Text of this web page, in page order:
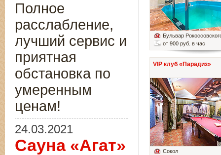
Бульвар
от 900 руб. в час
VIP клуб «Парадиз»
Сокол
Полное
расслабление,
лучший сервис и
приятная
обстановка по
умеренным
ценам!
24.03.2021
Сауна «Агат»